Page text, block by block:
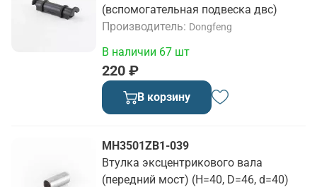
(вспомогательная подвеска двс)
Производитель
Dongfeng
220 ₽
В наличии 67 шт
В корзину
MH3501ZB1-039
Втулка эксцентрикового вала
(передний мост) (H=40, D=46, d=40)